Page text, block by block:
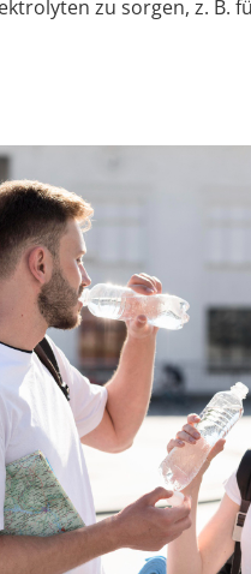
zu sorgen, z. B.